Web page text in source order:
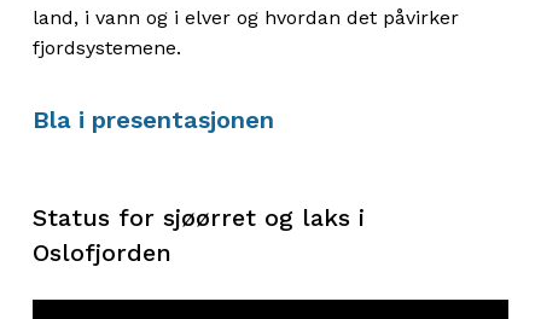
land, i vann og i elver og hvordan det påvirker
fjordsystemene.
Bla i presentasjonen
Status for sjøørret og laks i
Oslofjorden